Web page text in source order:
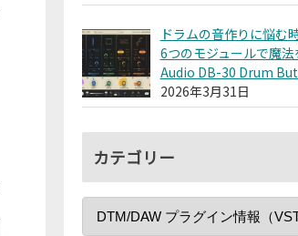
ドラムの音作りに悩む
6つのモジュールで魔法
Audio DB-30 Drum
2026年3月31日
カテゴリー